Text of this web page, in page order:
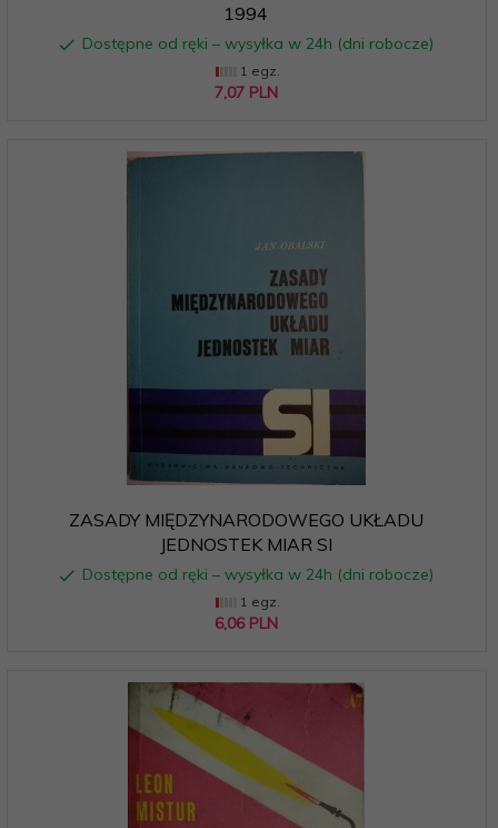
1994
Dostępne od ręki – wysyłka w 24h (dni robocze)
1 egz.
7,07 PLN
ZASADY MIĘDZYNARODOWEGO UKŁADU
JEDNOSTEK MIAR SI
Dostępne od ręki – wysyłka w 24h (dni robocze)
1 egz.
6,06 PLN